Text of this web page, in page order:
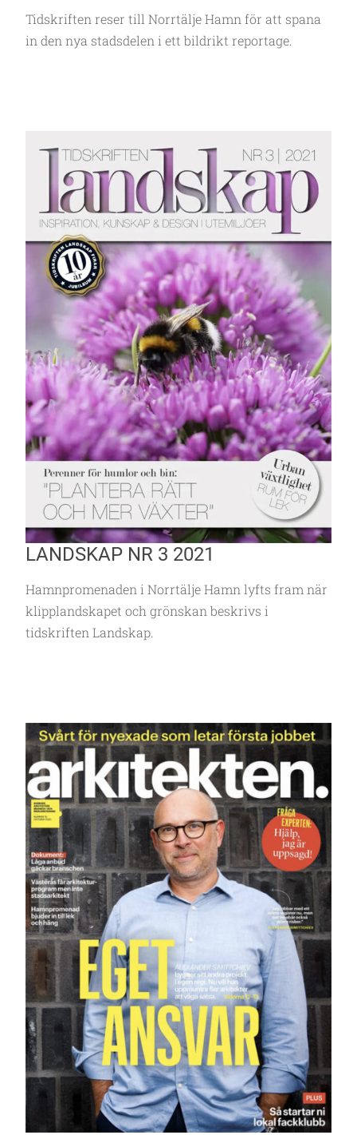
Tidskriften reser till Norrtälje Hamn för att spana
in den nya stadsdelen i ett bildrikt reportage.
LANDSKAP NR 3 2021
Hamnpromenaden i Norrtälje Hamn lyfts fram när
klipplandskapet och grönskan beskrivs i
tidskriften Landskap.